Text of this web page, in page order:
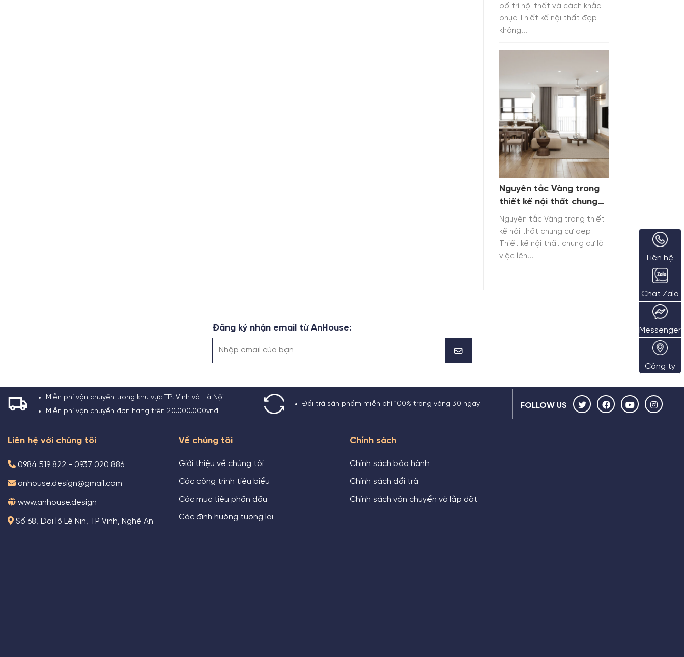
bố trí nội thất và cách khắc
phục Thiết kế nội thất đẹp
không...
Nguyên tắc Vàng trong
thiết kế nội thất chung
cư đẹp
Nguyên tắc Vàng trong thiết
kế nội thất chung cư đẹp
Thiết kế nội thất chung cư là
việc lên...
Đăng ký nhận email từ AnHouse:
Liên hệ
Chat Zalo
Messenger
Công ty
Miễn phí vận chuyển trong khu vực TP. Vinh và Hà Nội
Miễn phí vận chuyển đơn hàng trên 20.000.000vnđ
Đổi trả sản phẩm miễn phí 100% trong vòng 30 ngày FOLLOW US
Liên hệ với chúng tôi
0984 519 822 - 0937 020 886
anhouse.design@gmail.com
www.anhouse.design
Số 68, Đại lộ Lê Nin, TP Vinh, Nghệ An
Về chúng tôi
Giới thiệu về chúng tôi
Các công trình tiêu biểu
Các mục tiêu phấn đấu
Các định hướng tương lai
Chính sách
Chính sách bảo hành
Chính sách đổi trả
Chính sách vận chuyển và lắp đặt